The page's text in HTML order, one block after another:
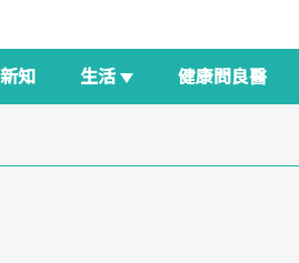
新知 生活 健康問良醫
良醫生活祭